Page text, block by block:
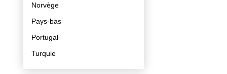
Norvège
Pays-bas
Portugal
Turquie